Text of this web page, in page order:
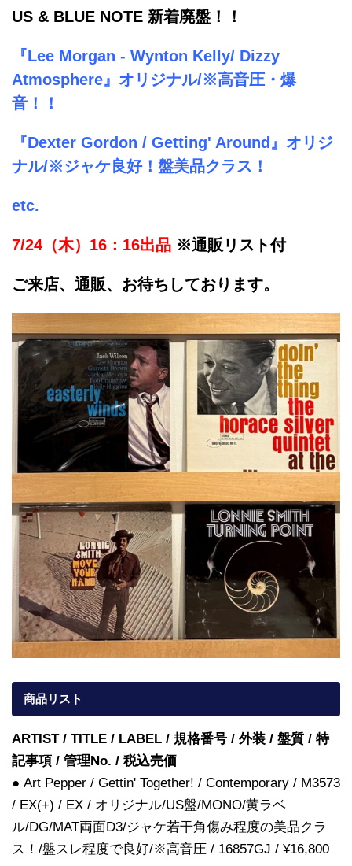
US & BLUE NOTE 新着廃盤！！
『Lee Morgan - Wynton Kelly/ Dizzy
Atmosphere』オリジナル/※高音圧・爆
音！！
『Dexter Gordon / Getting' Around』オリジ
ナル/※ジャケ良好！盤美品クラス！
etc.
7/24（木）16：16出品 ※通販リスト付
ご来店、通販、お待ちしております。
商品リスト
ARTIST / TITLE / LABEL / 規格番号 / 外装 / 盤質 / 特
記事項 / 管理No. / 税込売価
● Art Pepper / Gettin' Together! / Contemporary / M3573
/ EX(+) / EX / オリジナル/US盤/MONO/黄ラベ
ル/DG/MAT両面D3/ジャケ若干角傷み程度の美品クラ
ス！/盤スレ程度で良好/※高音圧 / 16857GJ / ¥16,800